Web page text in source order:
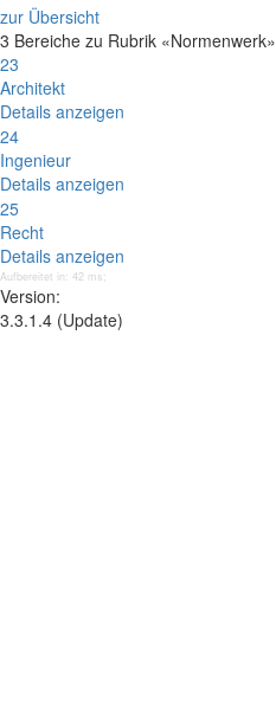
zur Übersicht
3 Bereiche zu Rubrik «Normenwerk»
23
Architekt
Details anzeigen
24
Ingenieur
Details anzeigen
25
Recht
Details anzeigen
Aufbereitet in: 42 ms;
Version:
3.3.1.4 (Update)